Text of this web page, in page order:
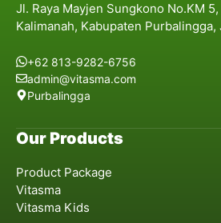
Jl. Raya Mayjen Sungkono No.KM
Kalimanah, Kabupaten Purbalingga,
+62 813-9282-6756
admin@vitasma.com
Purbalingga
Our Products
Product Package
Vitasma
Vitasma Kids